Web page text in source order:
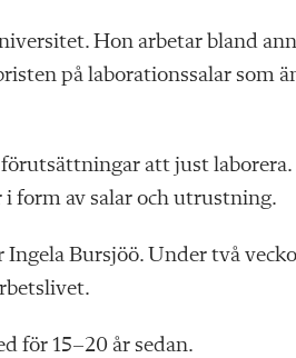
Hon arbetar bland
på laborationssalar som
att just laborera.
form av salar och utrustning.
Bursjöö. Under två
för 15–20 år sedan.